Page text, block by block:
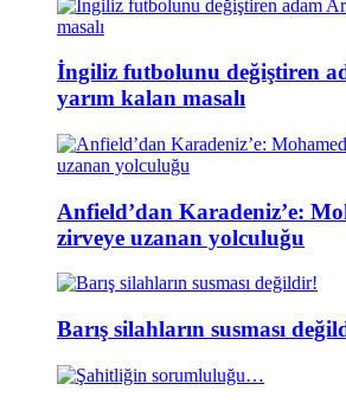
İngiliz futbolunu değiştiren
yarım kalan masalı
Anfield’dan Karadeniz’e:
zirveye uzanan yolculuğu
Barış silahların susması